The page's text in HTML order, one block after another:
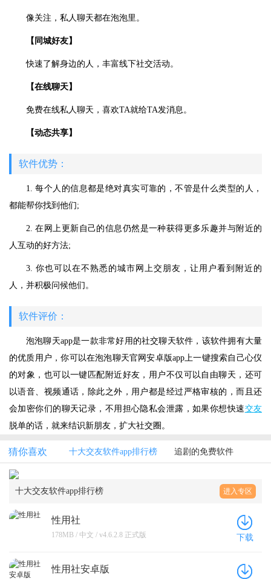
像关注，私人聊天都在泡泡里。
【同城好友】
快速了解身边的人，丰富线下社交活动。
【在线聊天】
免费在线私人聊天，喜欢TA就给TA发消息。
【动态共享】
软件优势：
1. 每个人的信息都是绝对真实可靠的，不管是什么类型的人，
都能帮你找到他们;
2. 在网上更新自己的信息仍然是一种获得更多乐趣并与附近的
人互动的好方法;
3. 你也可以在不熟悉的城市网上交朋友，让用户看到附近的
人，并积极问候他们。
软件评价：
泡泡聊天app是一款非常好用的社交聊天软件，该软件拥有大量
的优质用户，你可以在泡泡聊天官网安卓版app上一键搜索自己心仪
的对象，也可以一键匹配附近好友，用户不仅可以自由聊天，还可
以语音、视频通话，除此之外，用户都是经过严格审核的，而且还
会加密你们的聊天记录，不用担心隐私会泄露，如果你想快速交友
脱单的话，就来结识新朋友，扩大社交圈。
猜你喜欢 十大交友软件app排行榜 追剧的免费软件
十大交友软件app排行榜 进入专区
性用社
178MB / 中文 / v4.6.2.8 正式版 下载
性用社安卓版